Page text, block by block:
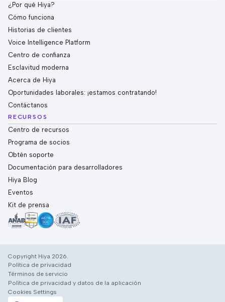
¿Por qué Hiya?
Cómo funciona
Historias de clientes
Voice Intelligence Platform
Centro de confianza
Esclavitud moderna
Acerca de Hiya
Oportunidades laborales: ¡estamos contratando!
Contáctanos
RECURSOS
Centro de recursos
Programa de socios
Obtén soporte
Documentación para desarrolladores
Hiya Blog
Eventos
Kit de prensa
Copyright Hiya 2026.
Política de privacidad
Términos de servicio
Política de privacidad y datos de la aplicación
Cookies Settings